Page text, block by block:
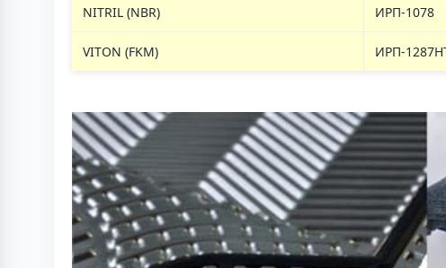
NITRIL (NBR) ИРП-1078
VITON (FKM) ИРП-